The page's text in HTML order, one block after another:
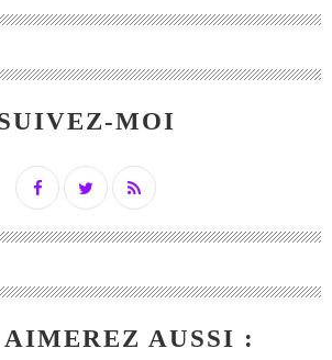
MOI
AIMEREZ AUSSI :